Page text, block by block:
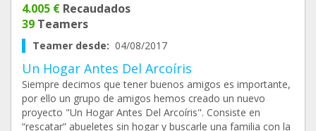
4.005 € Recaudados
39 Teamers
Teamer desde: 04/08/2017
Un Hogar Antes Del Arcoíris
Siempre decimos que tener buenos amigos es importante,
por ello un grupo de amigos hemos creado un nuevo
proyecto "Un Hogar Antes Del Arcoíris". Consiste en
“rescatar” abueletes sin hogar y buscarle una familia con la